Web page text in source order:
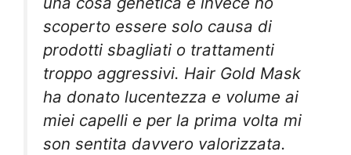
scoperto essere solo causa di
prodotti sbagliati o trattamenti
troppo aggressivi. Hair Gold Mask
ha donato lucentezza e volume ai
miei capelli e per la prima volta mi
son sentita davvero valorizzata.